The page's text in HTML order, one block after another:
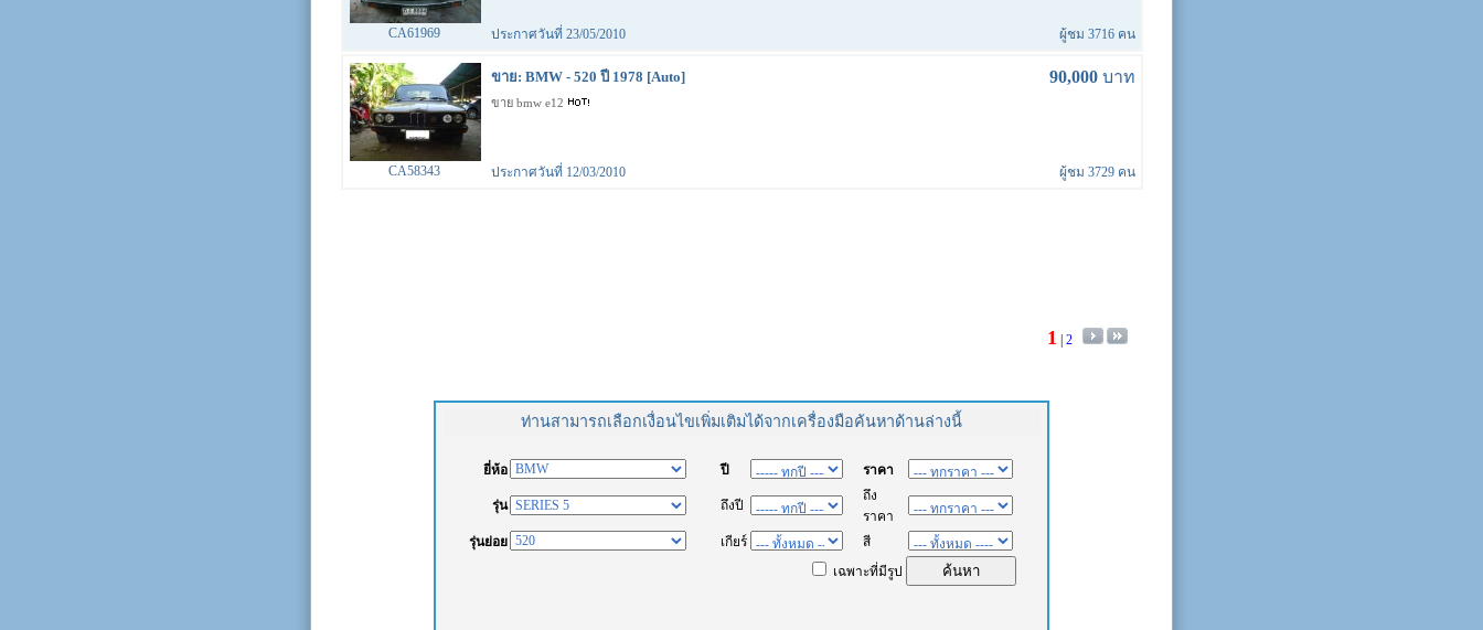
CA61969 ประกาศวันที่ 23/05/2010 ผู้ชม 3716 คน
ขาย: BMW - 520 ปี 1978 [Auto] 90,000บาท
ขาย bmw e12
CA58343 ประกาศวันที่ 12/03/2010 ผู้ชม 3729 คน
1 2
ท่านสามารถเลือกเงื่อนไขเพิ่มเติมได้จากเครื่องมือค้นหาด้านล่างนี้
ยี่ห้อ ปี ราคา
รุ่น ถึงปี
ถึง
ราคา
รุ่นย่อย
เกียร์
สี
เฉพาะที่มีรูป